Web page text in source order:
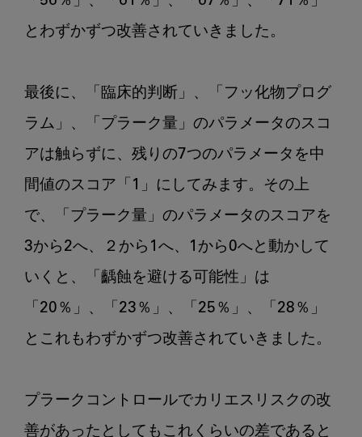
とわずかずつ改善されていきました。
最後に、「臨床的判断」、「フッ化物プログ
ラム」、「プラーク量」のパラメータのスコ
アは触らずに、残りの7つのパラメータを中
間値のスコア「1」にしてみます。その上
で、「プラーク量」のパラメータのスコアを
3から2へ、２から1へ、1から0へと動かして
いくと、「齲蝕を避ける可能性」は
「20％」、「23％」、「25％」、「28％」
とこれもわずかずつ改善されていきました。
プラークコントロールでカリエスリスクの改
善があったとしてもこれくらいの差であると